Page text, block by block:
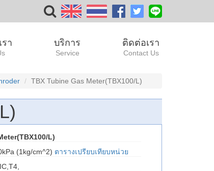
รา บริการ
Service
ติดต่อเรา
Contact Us
TBX Tubine Gas Meter(TBX100/L)
L)
(1kg/cm^2) ตารางเปรียบเทียบหน่วย